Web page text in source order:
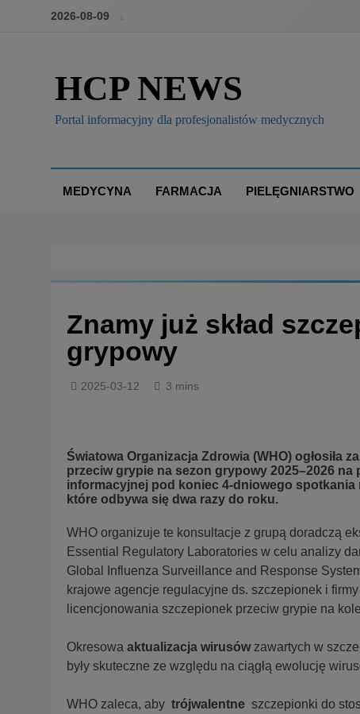
2026-08-09
HCP NEWS
Portal informacyjny dla profesjonalistów medycznych
MEDYCYNA FARMACJA PIELĘGNIARSTWO
Znamy już skład
grypowy
2025-03-12 3 mins
Światowa Organizacja Zdrowia (WHO) ogłosiła
przeciw grypie na sezon grypowy 2025–2026 na
informacyjnej pod koniec 4-dniowego spotkania
które odbywa się dwa razy do roku.
WHO organizuje te konsultacje z grupą doradczą
Essential Regulatory Laboratories w celu analizy
Global Influenza Surveillance and Response
krajowe agencje regulacyjne ds. szczepionek i
licencjonowania szczepionek przeciw grypie na
Okresowa aktualizacja wirusów zawartych w
były skuteczne ze względu na ciągłą ewolucję
WHO zaleca, aby trójwalentne szczepionki do